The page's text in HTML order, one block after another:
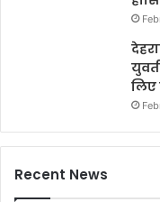
लिए
Recent News